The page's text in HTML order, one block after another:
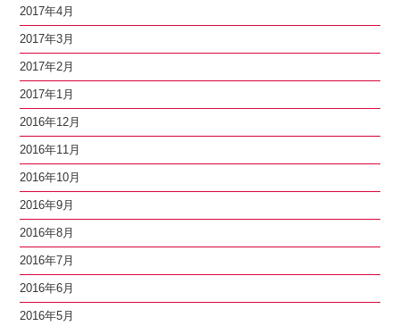
2017年4月
2017年3月
2017年2月
2017年1月
2016年12月
2016年11月
2016年10月
2016年9月
2016年8月
2016年7月
2016年6月
2016年5月